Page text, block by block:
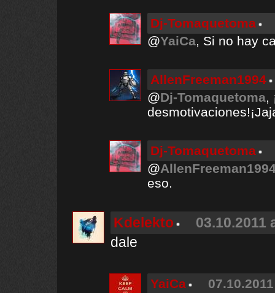
Dj-Tomaquetoma
@YaiCa, Si no hay
AllenFreeman1994
@Dj-Tomaquetoma,
Dj-Tomaquetoma
@
eso.
Kdelekto
03.10.2011
dale
YaiCa